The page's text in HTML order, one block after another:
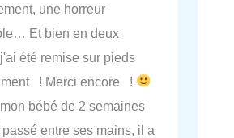
une horreur
Et bien en deux
été remise sur pieds
! Merci encore !
bébé de 2 semaines
entre ses mains, il a